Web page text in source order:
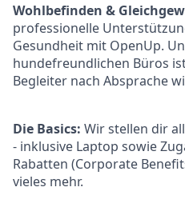
Wohlbefinden &
professionelle
Gesundheit mit OpenUp.
hundefreundlichen Büros
Begleiter nach Absprache
Die Basics: Wir stellen dir
- inklusive Laptop sowie
Rabatten (Corporate
vieles mehr.